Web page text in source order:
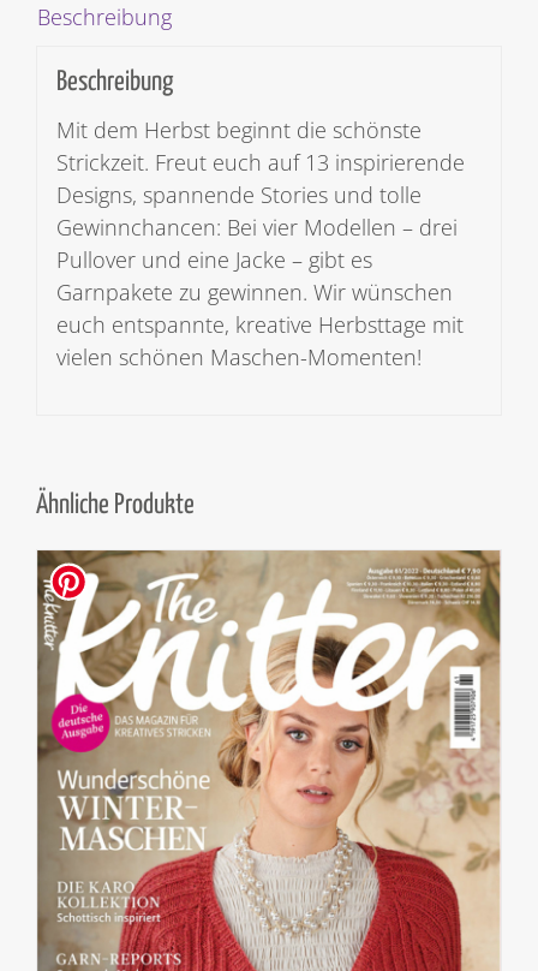
Beschreibung
Beschreibung
Mit dem Herbst beginnt die schönste
Strickzeit. Freut euch auf 13 inspirierende
Designs, spannende Stories und tolle
Gewinnchancen: Bei vier Modellen – drei
Pullover und eine Jacke – gibt es
Garnpakete zu gewinnen. Wir wünschen
euch entspannte, kreative Herbsttage mit
vielen schönen Maschen-Momenten!
Ähnliche Produkte